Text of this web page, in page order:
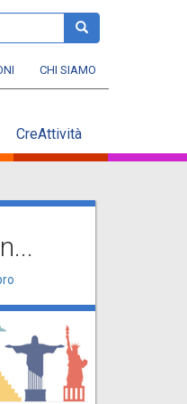
cerca
CHI SIAMO
CreAttività